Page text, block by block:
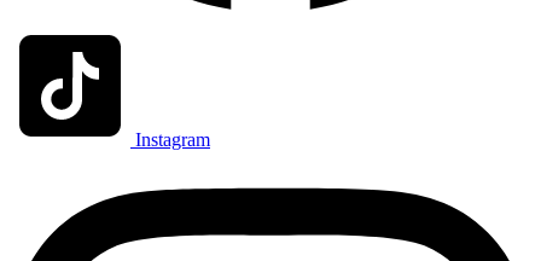
Instagram